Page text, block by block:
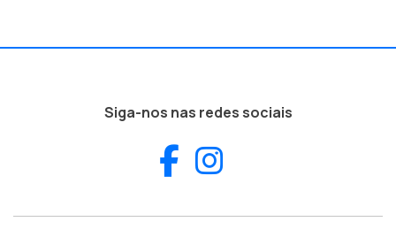
Siga-nos nas redes sociais
Facebook